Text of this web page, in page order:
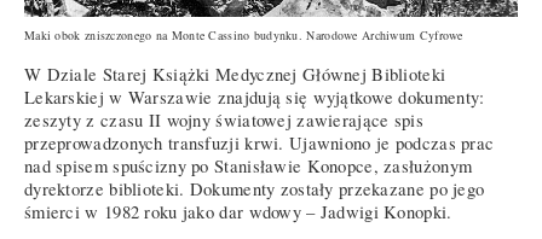
Maki obok zniszczonego na Monte Cassino budynku. Narodowe Archiwum Cyfrowe
W Dziale Starej Książki Medycznej Głównej Biblioteki
Lekarskiej w Warszawie znajdują się wyjątkowe dokumenty:
zeszyty z czasu II wojny światowej zawierające spis
przeprowadzonych transfuzji krwi. Ujawniono je podczas prac
nad spisem spuścizny po Stanisławie Konopce, zasłużonym
dyrektorze biblioteki. Dokumenty zostały przekazane po jego
śmierci w 1982 roku jako dar wdowy – Jadwigi Konopki.